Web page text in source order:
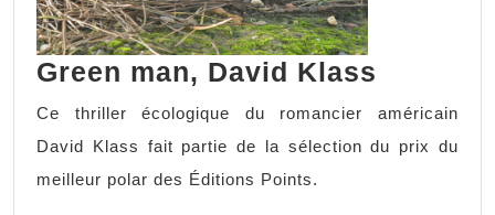
Green man, David Klass
Ce thriller écologique du romancier américain
David Klass fait partie de la sélection du prix du
meilleur polar des Éditions Points.